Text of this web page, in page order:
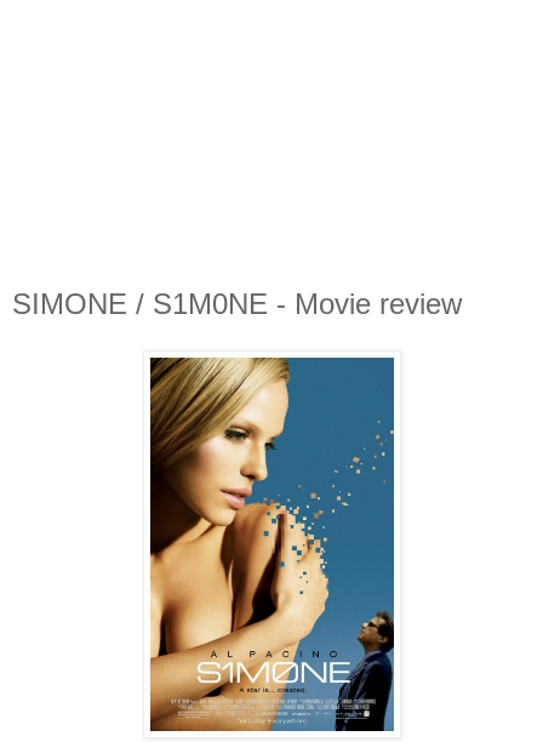
SIMONE / S1M0NE - Movie review